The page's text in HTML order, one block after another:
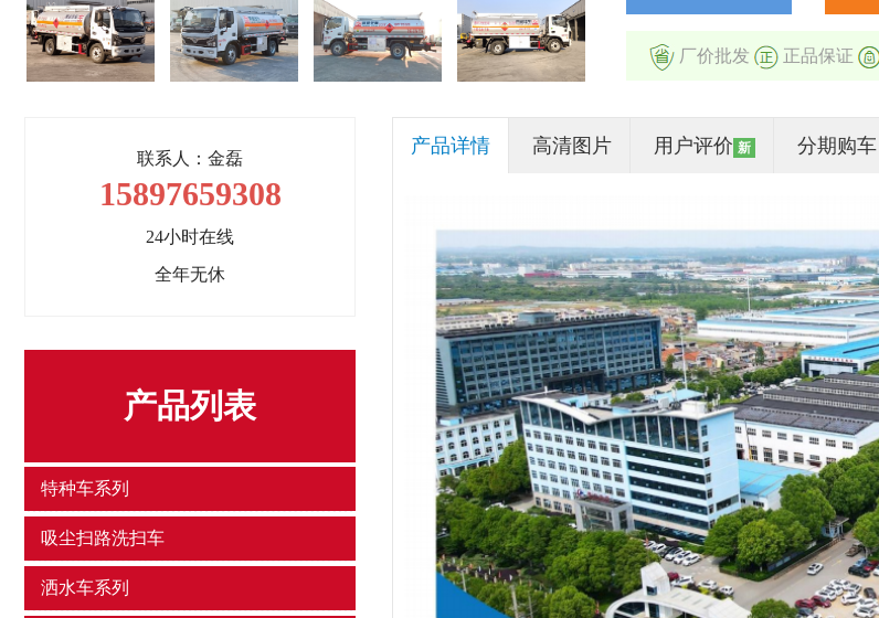
厂价批发 正品保证
联系人：金磊
15897659308
24小时在线
全年无休
产品列表
特种车系列
吸尘扫路洗扫车
洒水车系列
产品详情 高清图片 用户评价 新 分期购车